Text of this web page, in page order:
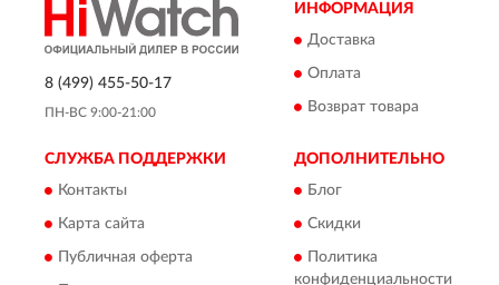
8 (499) 455-50-17
ПН-ВС 9:00-21:00
ИНФОРМАЦИЯ
Доставка
Оплата
Возврат товара
СЛУЖБА ПОДДЕРЖКИ
Контакты
Карта сайта
Публичная оферта
ДОПОЛНИТЕЛЬНО
Блог
Скидки
Политика
конфиденциальности